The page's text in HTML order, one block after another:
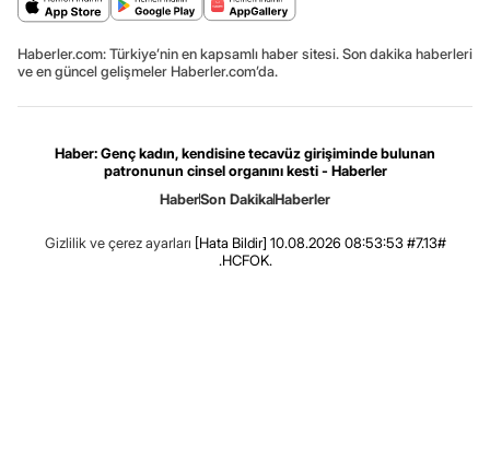
Haberler.com: Türkiye’nin en kapsamlı haber sitesi. Son dakika haberleri
ve en güncel gelişmeler Haberler.com’da.
Haber: Genç kadın, kendisine tecavüz girişiminde bulunan
patronunun cinsel organını kesti - Haberler
HaberSon DakikaHaberler
Gizlilik ve çerez ayarları [Hata Bildir] 10.08.2026 08:53:53 #7.13#
.HCFOK.